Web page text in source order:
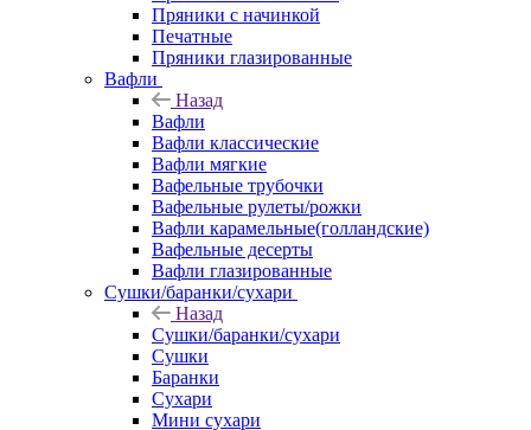
Пряники с начинкой
Печатные
Пряники глазированные
Вафли
Назад
Вафли
Вафли классические
Вафли мягкие
Вафельные трубочки
Вафельные рулеты/рожки
Вафли карамельные(голландские)
Вафельные десерты
Вафли глазированные
Сушки/баранки/сухари
Назад
Сушки/баранки/сухари
Сушки
Баранки
Сухари
Мини сухари